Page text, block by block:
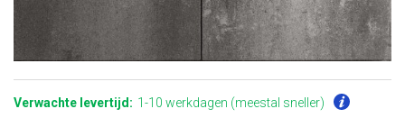
naar
begin
Verwachte levertijd: 1-10 werkdagen (meestal sneller)